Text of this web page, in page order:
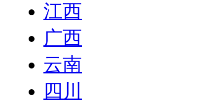
江西
广西
云南
四川